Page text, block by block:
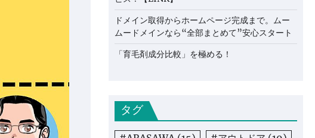
ドメイン取得からホームページ完成まで。ムー
ムードメインなら“全部まとめて”安心スタート
「育毛剤成分比較」を極める！
タグ